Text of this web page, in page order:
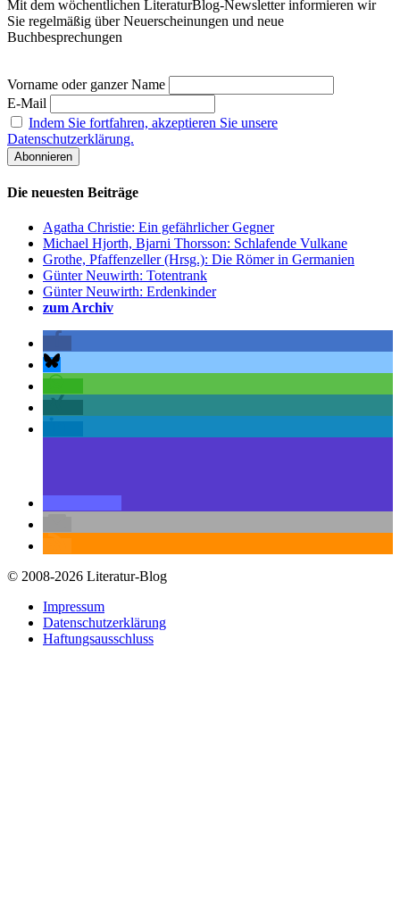
Mit dem wöchentlichen LiteraturBlog-Newsletter informieren wir
Sie regelmäßig über Neuerscheinungen und neue
Buchbesprechungen
Vorname oder ganzer Name
E-Mail
Indem Sie fortfahren, akzeptieren Sie unsere
Datenschutzerklärung.
Die neuesten Beiträge
Agatha Christie: Ein gefährlicher Gegner
Michael Hjorth, Bjarni Thorsson: Schlafende Vulkane
Grothe, Pfaffenzeller (Hrsg.): Die Römer in Germanien
Günter Neuwirth: Totentrank
Günter Neuwirth: Erdenkinder
zum Archiv
© 2008-2026 Literatur-Blog
Impressum
Datenschutzerklärung
Haftungsausschluss